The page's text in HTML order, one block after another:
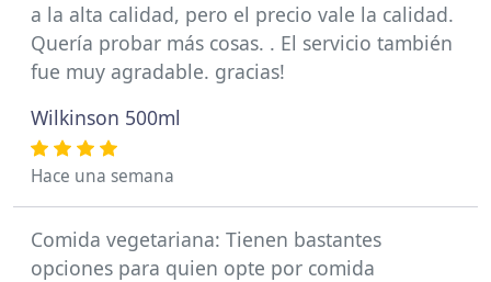
a la alta calidad, pero el precio vale la calidad.
Quería probar más cosas. . El servicio también
fue muy agradable. gracias!
Wilkinson 500ml
Hace una semana
Comida vegetariana: Tienen bastantes
opciones para quien opte por comida